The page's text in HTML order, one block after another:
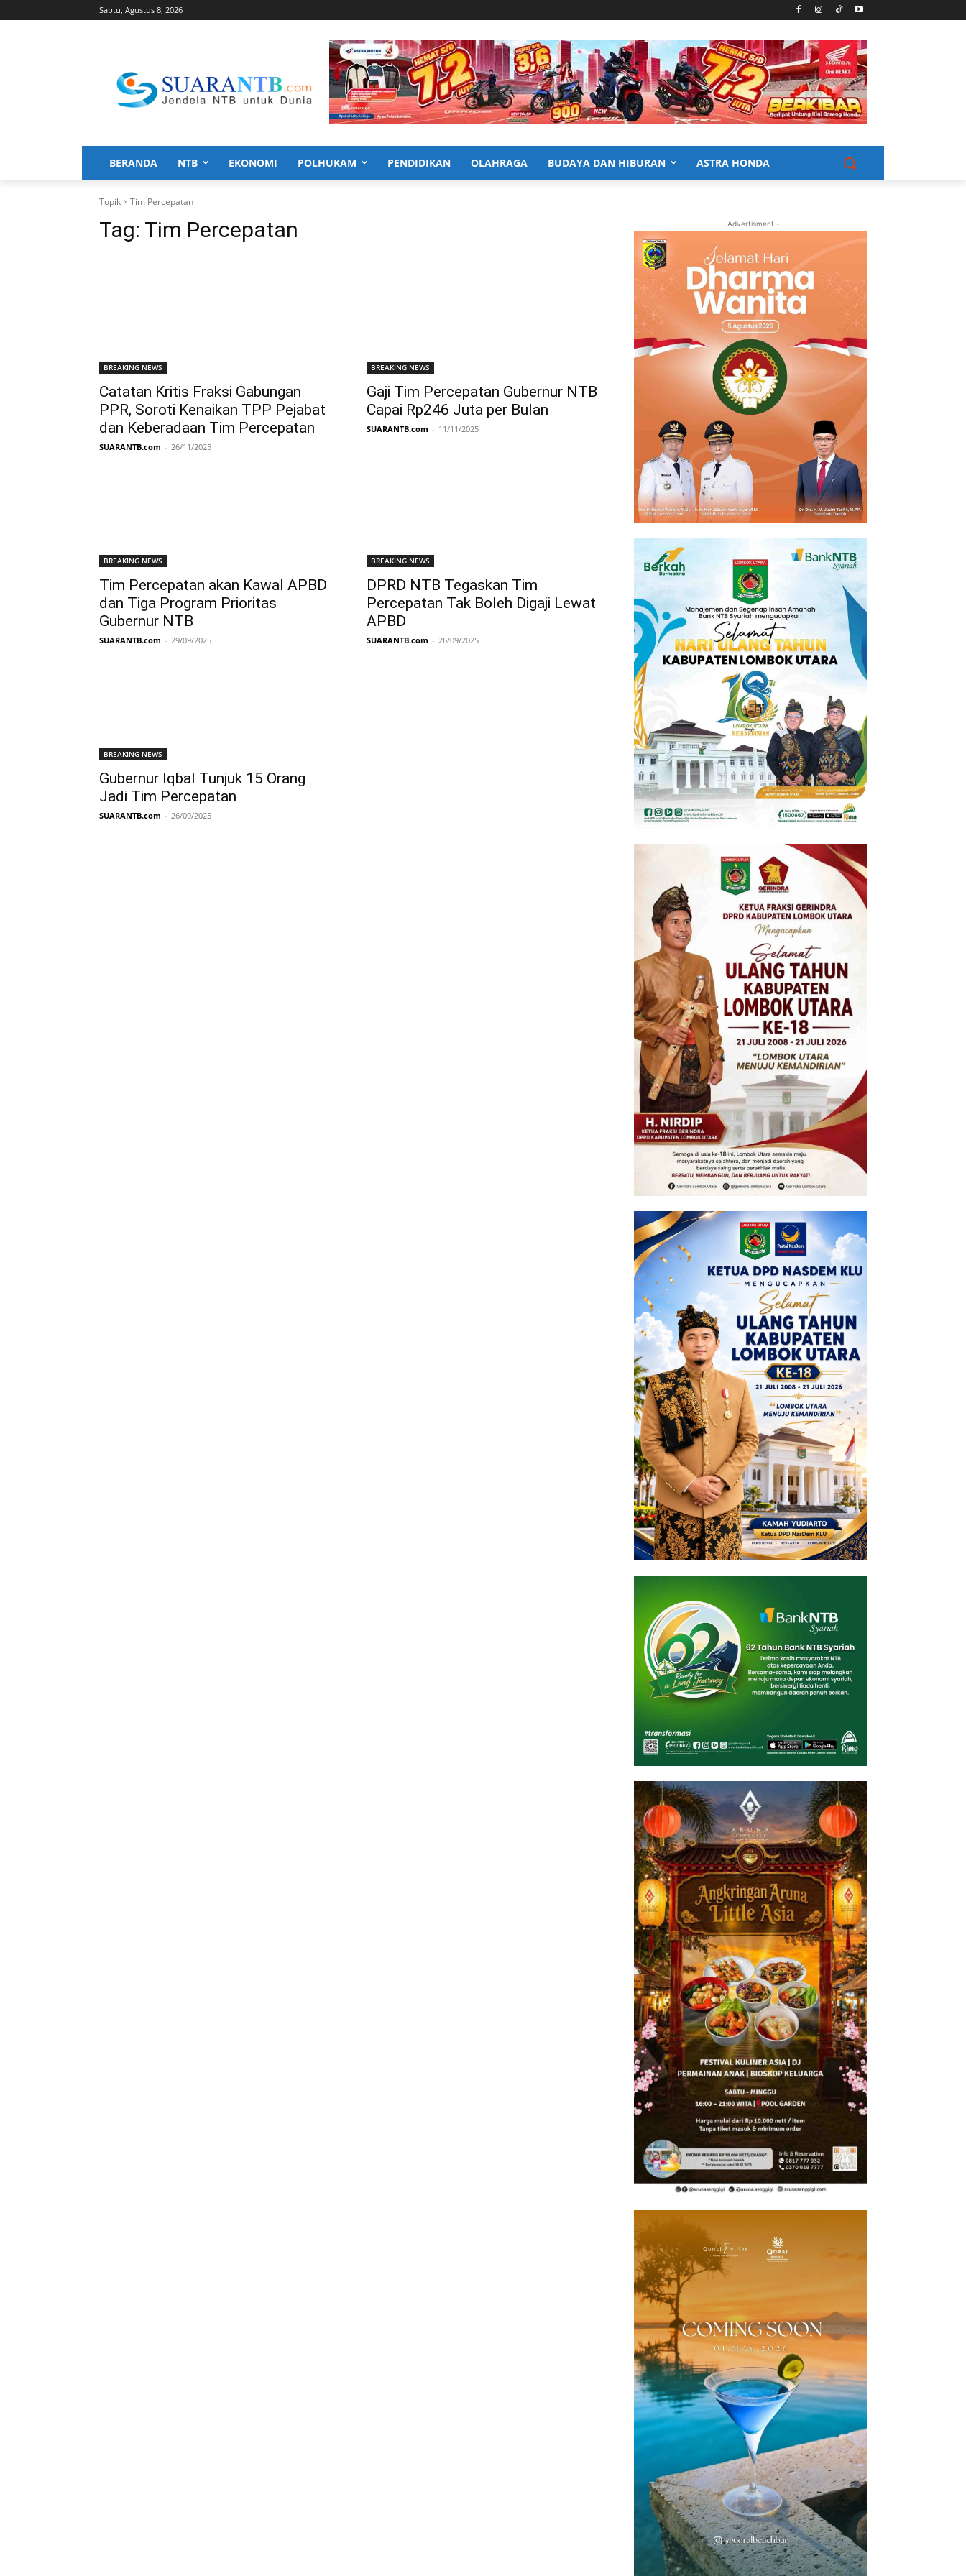
Sabtu, Agustus 8, 2026
BERANDA NTB EKONOMI POLHUKAM PENDIDIKAN OLAHRAGA BUDAYA DAN HIBURAN ASTRA HONDA
Topik Tim Percepatan
Tag: Tim Percepatan
BREAKING NEWS
Catatan Kritis Fraksi Gabungan
PPR, Soroti Kenaikan TPP Pejabat
dan Keberadaan Tim Percepatan
SUARANTB.com - 26/11/2025
BREAKING NEWS
Gaji Tim Percepatan Gubernur NTB
Capai Rp246 Juta per Bulan
SUARANTB.com - 11/11/2025
BREAKING NEWS
Tim Percepatan akan Kawal APBD
dan Tiga Program Prioritas
Gubernur NTB
SUARANTB.com - 29/09/2025
BREAKING NEWS
DPRD NTB Tegaskan Tim
Percepatan Tak Boleh Digaji Lewat
APBD
SUARANTB.com - 26/09/2025
BREAKING NEWS
Gubernur Iqbal Tunjuk 15 Orang
Jadi Tim Percepatan
SUARANTB.com - 26/09/2025
- Advertisment -